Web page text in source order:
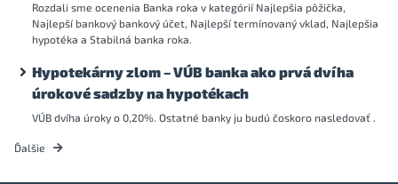
Rozdali sme ocenenia Banka roka v kategórií Najlepšia pôžička,
Najlepší bankový bankový účet, Najlepší termínovaný vklad, Najlepšia
hypotéka a Stabilná banka roka.
Hypotekárny zlom – VÚB banka ako prvá dvíha
úrokové sadzby na hypotékach
VÚB dvíha úroky o 0,20%. Ostatné banky ju budú čoskoro nasledovať .
Ďalšie